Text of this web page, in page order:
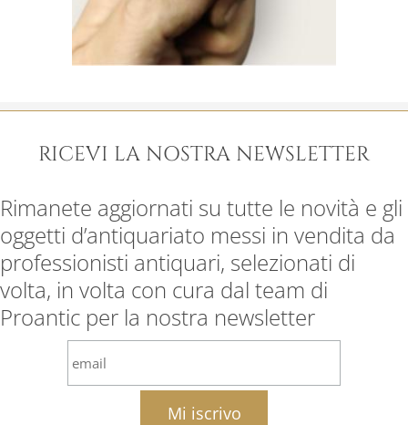
RICEVI LA NOSTRA NEWSLETTER
Rimanete aggiornati su tutte le novità e gli
oggetti d’antiquariato messi in vendita da
professionisti antiquari, selezionati di
volta, in volta con cura dal team di
Proantic per la nostra newsletter
email